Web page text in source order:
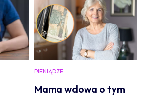
PIENIĄDZE
Mama wdowa o tym